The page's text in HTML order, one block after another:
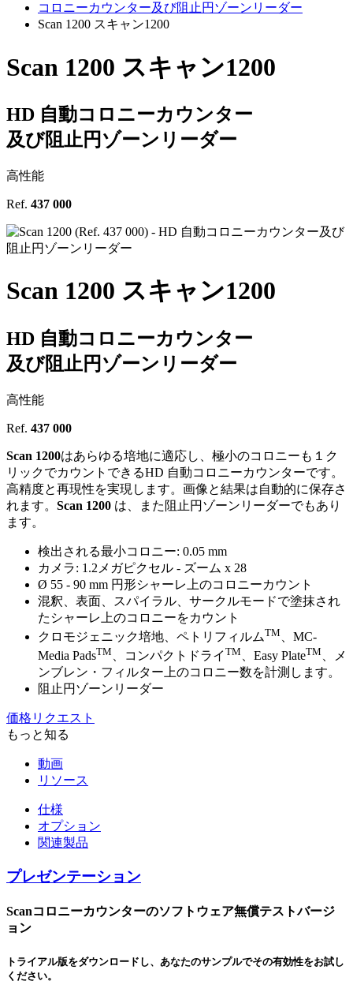
コロニーカウンター及び阻止円ゾーンリーダー
Scan 1200 スキャン1200
Scan 1200 スキャン1200
HD 自動コロニーカウンター
及び阻止円ゾーンリーダー
高性能
Ref. 437 000
Scan 1200 スキャン1200
HD 自動コロニーカウンター
及び阻止円ゾーンリーダー
高性能
Ref. 437 000
Scan 1200はあらゆる培地に適応し、極小のコロニーも１ク
リックでカウントできるHD 自動コロニーカウンターです。
高精度と再現性を実現します。画像と結果は自動的に保存さ
れます。 Scan 1200 は、また阻止円ゾーンリーダーでもあり
ます。
検出される最小コロニー: 0.05 mm
カメラ: 1.2メガピクセル - ズーム x 28
Ø 55 - 90 mm 円形シャーレ上のコロニーカウント
混釈、表面、スパイラル、サークルモードで塗抹され
たシャーレ上のコロニーをカウント
クロモジェニック培地、ペトリフィルムTM
、MC-
Media PadsTM 、コンパクトドライ TM 、Easy PlateTM 、メ
ンブレン・フィルター上のコロニー数を計測します。
阻止円ゾーンリーダー
価格リクエスト
もっと知る
動画
リソース
仕様
オプション
関連製品
プレゼンテーション
Scanコロニーカウンターのソフトウェア無償テストバージ
ョン
トライアル版をダウンロードし、あなたのサンプルでその有効性をお試し
ください。